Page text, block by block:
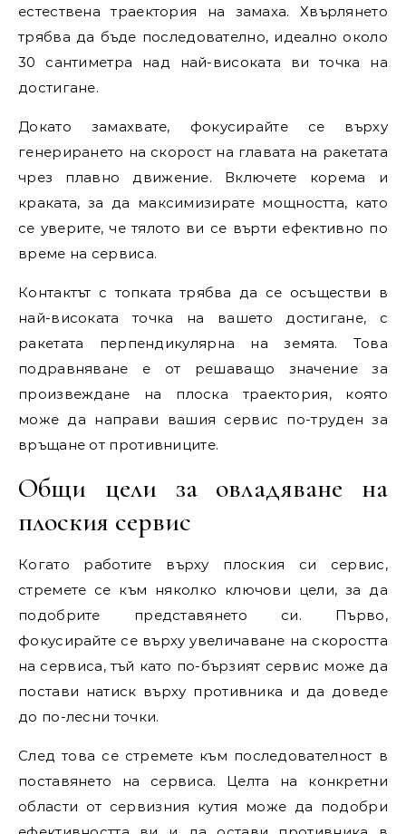
естествена траектория на замаха. Хвърлянето
трябва да бъде последователно, идеално около
30 сантиметра над най-високата ви точка на
достигане.
Докато замахвате, фокусирайте се върху
генерирането на скорост на главата на ракетата
чрез плавно движение. Включете корема и
краката, за да максимизирате мощността, като
се уверите, че тялото ви се върти ефективно по
време на сервиса.
Контактът с топката трябва да се осъществи в
най-високата точка на вашето достигане, с
ракетата перпендикулярна на земята. Това
подравняване е от решаващо значение за
произвеждане на плоска траектория, която
може да направи вашия сервис по-труден за
връщане от противниците.
Общи цели за овладяване на
плоския сервис
Когато работите върху плоския си сервис,
стремете се към няколко ключови цели, за да
подобрите представянето си. Първо,
фокусирайте се върху увеличаване на скоростта
на сервиса, тъй като по-бързият сервис може да
постави натиск върху противника и да доведе
до по-лесни точки.
След това се стремете към последователност в
поставянето на сервиса. Целта на конкретни
области от сервизния кутия може да подобри